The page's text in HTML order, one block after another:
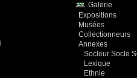
Galerie
Expositions
Musées
Collectionneurs
Annexes
Socleur Socle
Lexique
Ethnie